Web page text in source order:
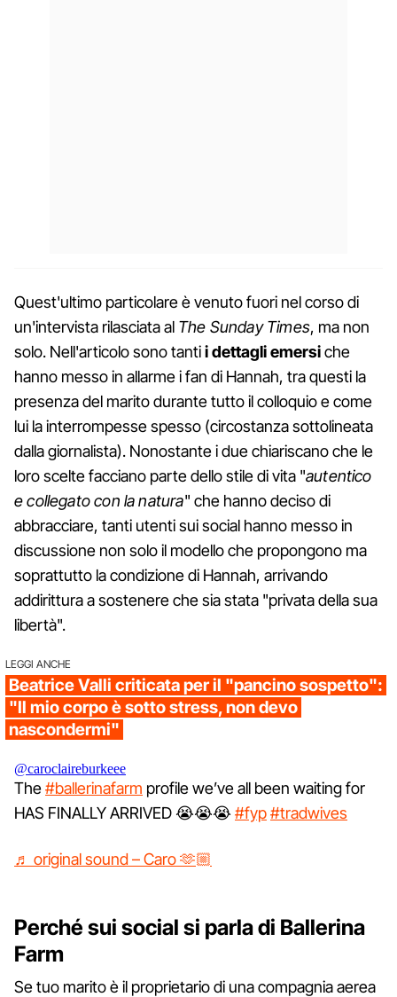
Quest'ultimo particolare è venuto fuori nel corso di
un'intervista rilasciata al The Sunday Times, ma non
solo. Nell'articolo sono tantii dettagli emersiche
hanno messo in allarme i fan di Hannah, tra questi la
presenza del marito durante tutto il colloquio e come
lui la interrompesse spesso (circostanza sottolineata
dalla giornalista). Nonostante i due chiariscano che le
loro scelte facciano parte dello stile di vita "autentico
e collegato con la natura" che hanno deciso di
abbracciare, tanti utenti sui social hanno messo in
discussione non solo il modello che propongono ma
soprattutto la condizione di Hannah, arrivando
addirittura a sostenere che sia stata "privata della sua
libertà".
LEGGI ANCHE
Beatrice Valli criticata per il "pancino sospetto":
"Il mio corpo è sotto stress, non devo
nascondermi"
@caroclaireburkeee
The#ballerinafarm profile we’ve all been waiting for
HAS FINALLY ARRIVED 😭😭😭 #fyp#tradwives
♬ original sound – Caro 🫶🏼
Perché sui social si parla di Ballerina
Farm
Se tuo marito è il proprietario di una compagnia aerea